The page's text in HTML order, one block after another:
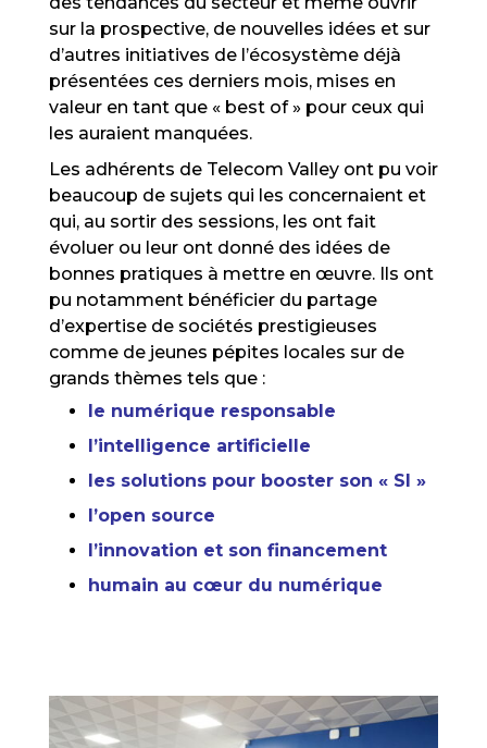
sur la prospective, de nouvelles idées et sur
d’autres initiatives de l’écosystème déjà
présentées ces derniers mois, mises en
valeur en tant que « best of » pour ceux qui
les auraient manquées.
Les adhérents de Telecom Valley ont pu voir
beaucoup de sujets qui les concernaient et
qui, au sortir des sessions, les ont fait
évoluer ou leur ont donné des idées de
bonnes pratiques à mettre en œuvre. Ils ont
pu notamment bénéficier du partage
d’expertise de sociétés prestigieuses
comme de jeunes pépites locales sur de
grands thèmes tels que :
le numérique responsable
l’intelligence artificielle
les solutions pour booster son « SI »
l’open source
l’innovation et son financement
humain au cœur du numérique